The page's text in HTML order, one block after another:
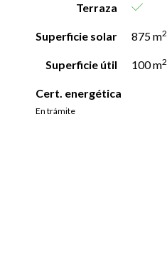
Terraza
Superficie solar 875 m2
Superficie útil 100 m2
Cert. energética
En trámite